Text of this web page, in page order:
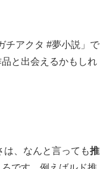
チアクタ #夢小説」で
と出会えるかもしれ
は、なんと言っても推